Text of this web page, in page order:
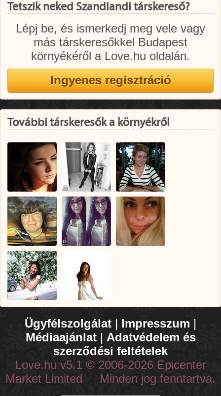
Tetszik neked Szandiandi társkereső?
Lépj be, és ismerkedj meg vele vagy
más társkeresőkkel Budapest
környékéről a Love.hu oldalán.
További társkeresők a környékről
Ügyfélszolgálat | Impresszum |
Médiaajánlat| Adatvédelem és
szerződési feltételek
Love.hu v5.1 © 2006-2026 Epicenter
Market Limited Minden jog fenntartva.